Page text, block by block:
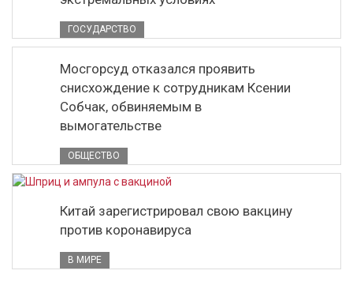
ГОСУДАРСТВО
Мосгорсуд отказался проявить
снисхождение к сотрудникам Ксении
Собчак, обвиняемым в
вымогательстве
ОБЩЕСТВО
Китай зарегистрировал свою вакцину
против коронавируса
В МИРЕ